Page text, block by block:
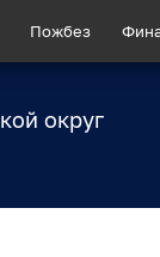
Пожбез
округ